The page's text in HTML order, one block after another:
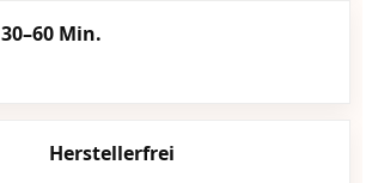
30–60 Min.
Herstellerfrei